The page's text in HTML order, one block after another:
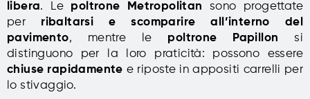
libera. Le poltrone Metropolitan sono progettate
per ribaltarsi e scomparire all’interno del
pavimento, mentre le poltrone Papillon si
distinguono per la loro praticità: possono essere
chiuse rapidamente e riposte in appositi carrelli per
lo stivaggio.